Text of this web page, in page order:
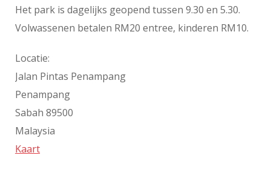
Het park is dagelijks geopend tussen 9.30 en 5.30.
Volwassenen betalen RM20 entree, kinderen RM10.
Locatie:
Jalan Pintas Penampang
Penampang
Sabah 89500
Malaysia
Kaart